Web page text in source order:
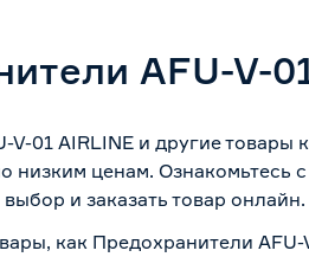
AFU-V-
V-01 AIRLINE и другие
низким ценам.
и заказать товар онлайн.
как Предохранители